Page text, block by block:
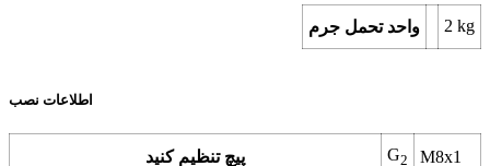
واحد تحمل جرم 2 kg
اطلاعات نصب
پیچ تنظیم کنید G2 M8x1